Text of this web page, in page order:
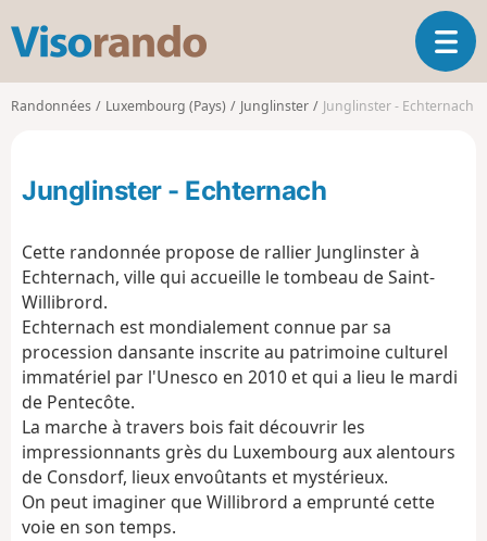
s
o
d
O
u
a
t
Randonnées Luxembourg (Pays) Junglinster Junglinster - Echternach
Junglinster - Echternach
Cette randonnée propose de rallier Junglinster à
Echternach, ville qui accueille le tombeau de Saint-
Willibrord.
Echternach est mondialement connue par sa
procession dansante inscrite au patrimoine culturel
immatériel par l'Unesco en 2010 et qui a lieu le mardi
de Pentecôte.
La marche à travers bois fait découvrir les
impressionnants grès du Luxembourg aux alentours
de Consdorf, lieux envoûtants et mystérieux.
On peut imaginer que Willibrord a emprunté cette
voie en son temps.